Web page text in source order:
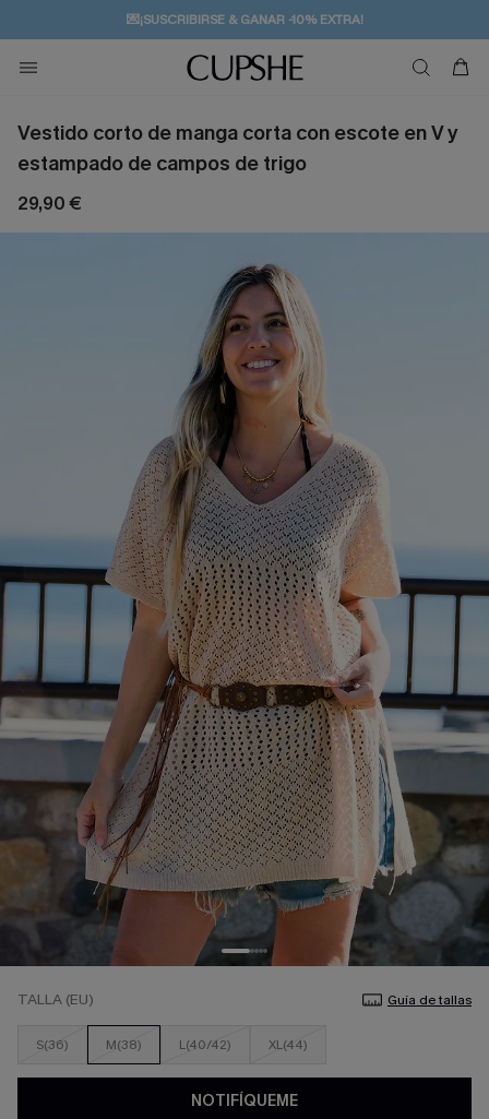
💌¡SUSCRIBIRSE & GANAR -10% EXTRA!
🚚ENVÍO GRATUITO A PARTIR DE 49 € >>
Vestido corto de manga corta con escote en V y
estampado de campos de trigo
29,90 €
TALLA (EU) Guía de tallas
S(36) M(38) L(40/42) XL(44)
NOTIFÍQUEME